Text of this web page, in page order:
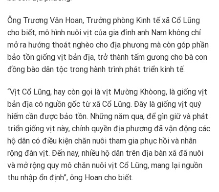
Ông Trương Văn Hoan, Trưởng phòng Kinh tế xã Cổ Lũng
cho biết, mô hình nuôi vịt của gia đình anh Nam không chỉ
mở ra hướng thoát nghèo cho địa phương mà còn góp phần
bảo tồn giống vịt bản địa, trở thành tấm gương cho bà con
đồng bào dân tộc trong hành trình phát triển kinh tế.
“Vịt Cổ Lũng, hay còn gọi là vịt Mường Khòong, là giống vịt
bản địa có nguồn gốc từ xã Cổ Lũng. Đây là giống vịt quý
hiếm cần được bảo tồn. Những năm qua, để gìn giữ và phát
triển giống vịt này, chính quyền địa phương đã vận động các
hộ dân có điều kiện chăn nuôi tham gia phục hồi và nhân
rộng đàn vịt. Đến nay, nhiều hộ dân trên địa bàn xã đã nuôi
và mở rộng quy mô chăn nuôi vịt Cổ Lũng, mang lại nguồn
thu nhập ổn định”, ông Hoan cho biết.